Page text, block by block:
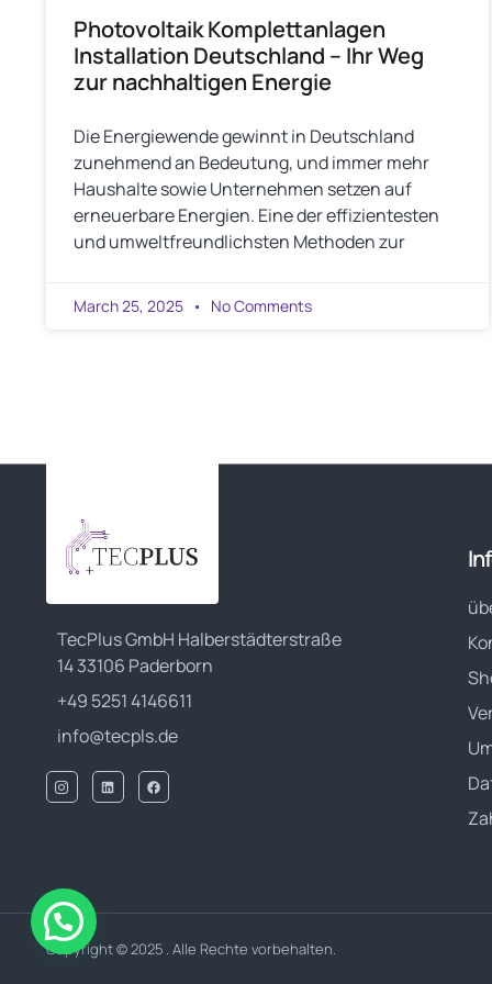
Photovoltaik Komplettanlagen
Installation Deutschland – Ihr Weg
zur nachhaltigen Energie
Die Energiewende gewinnt in Deutschland
zunehmend an Bedeutung, und immer mehr
Haushalte sowie Unternehmen setzen auf
erneuerbare Energien. Eine der effizientesten
und umweltfreundlichsten Methoden zur
March 25, 2025 No Comments
TecPlus GmbH Halberstädterstraße
14 33106 Paderborn
+49 5251 4146611
info@tecpls.de
Copyright © 2025 . Alle Rechte vorbehalten.